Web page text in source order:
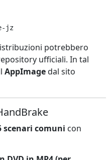
jz
potrebbero
ufficiali. In tal
AppImagedal sito
scenari comuni con